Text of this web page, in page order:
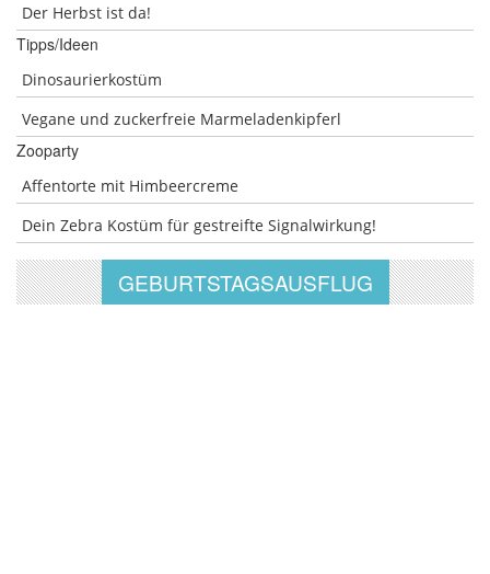
Der Herbst ist da!
Tipps/Ideen
Dinosaurierkostüm
Vegane und zuckerfreie Marmeladenkipferl
Zooparty
Affentorte mit Himbeercreme
Dein Zebra Kostüm für gestreifte Signalwirkung!
GEBURTSTAGSAUSFLUG